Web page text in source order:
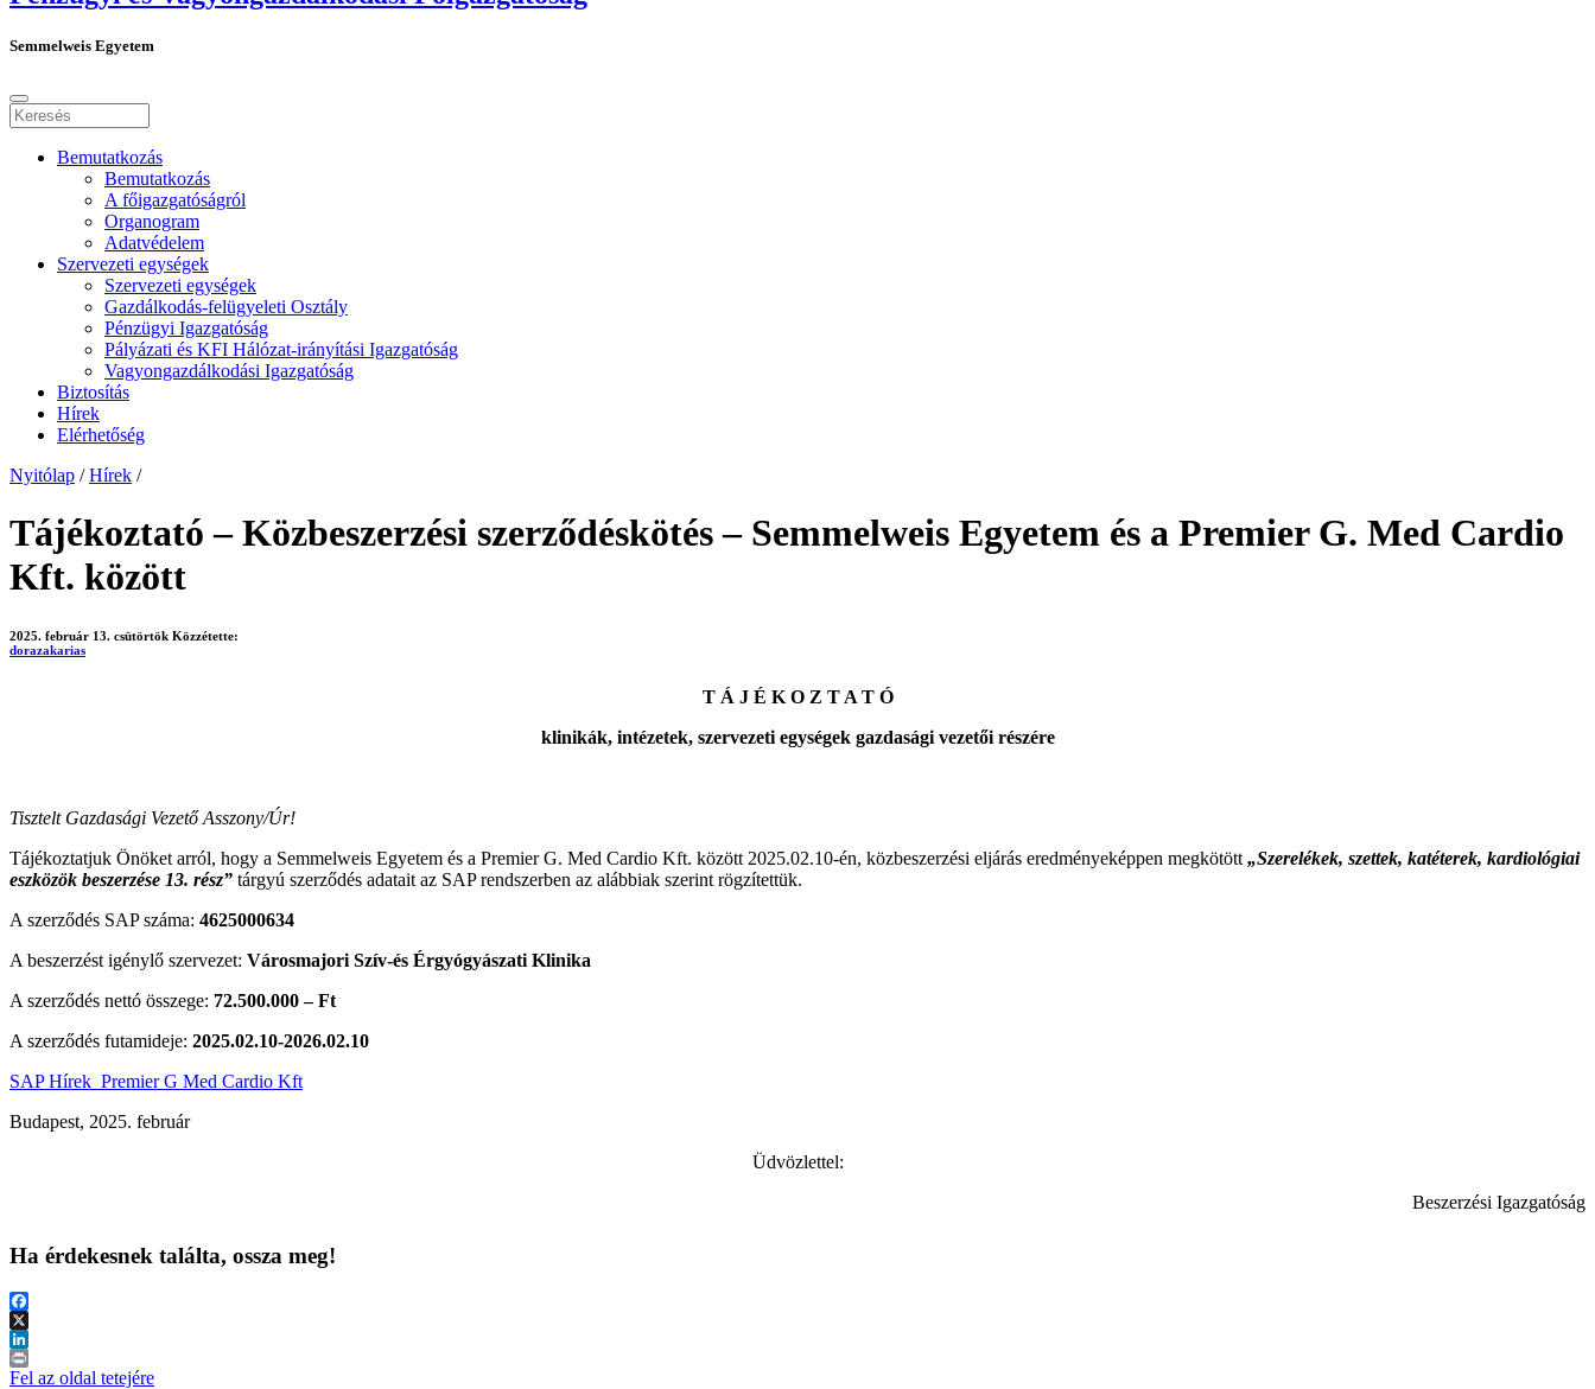
Semmelweis Egyetem
Bemutatkozás
Bemutatkozás
A főigazgatóságról
Organogram
Adatvédelem
Szervezeti egységek
Szervezeti egységek
Gazdálkodás-felügyeleti Osztály
Pénzügyi Igazgatóság
Pályázati és KFI Hálózat-irányítási Igazgatóság
Vagyongazdálkodási Igazgatóság
Biztosítás
Hírek
Elérhetőség
Nyitólap / Hírek /
Tájékoztató – Közbeszerzési szerződéskötés – Semmelweis Egyetem és a Premier G. Med Cardio
Kft. között
2025. február 13. csütörtök Közzétette:
dorazakarias
T Á J É K O Z T A T Ó
klinikák, intézetek, szervezeti egységek gazdasági vezetői részére
Tisztelt Gazdasági Vezető Asszony/Úr!
Tájékoztatjuk Önöket arról, hogy a Semmelweis Egyetem és a Premier G. Med Cardio Kft. között 2025.02.10-én, közbeszerzési eljárás eredményeképpen megkötött „Szerelékek, szettek, katéterek, kardiológiai
eszközök beszerzése 13. rész” tárgyú szerződés adatait az SAP rendszerben az alábbiak szerint rögzítettük.
A szerződés SAP száma: 4625000634
A beszerzést igénylő szervezet: Városmajori Szív-és Érgyógyászati Klinika
A szerződés nettó összege: 72.500.000 – Ft
A szerződés futamideje: 2025.02.10-2026.02.10
SAP Hírek_Premier G Med Cardio Kft
Budapest, 2025. február
Üdvözlettel:
Beszerzési Igazgatóság
Ha érdekesnek találta, ossza meg!
Facebook
X
LinkedIn
Print
Fel az oldal tetejére